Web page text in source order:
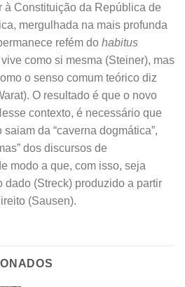
à Constituição da República de
mergulhada na mais profunda
refém do habitus
como si mesma (Steiner), mas
o senso comum teórico diz
O resultado é que o novo
contexto, é necessário que
da “caverna dogmática”,
dos discursos de
modo a que, com isso, seja
dado (Streck) produzido a partir
(Sausen).